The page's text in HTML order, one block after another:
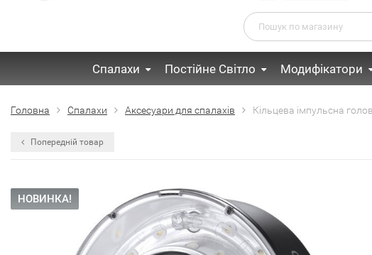
Спалахи Постійне Світло Модифікатори
Головна Спалахи Аксесуари для спалахів Кільцева імпульсна
Попередній товар
НОВИНКА!